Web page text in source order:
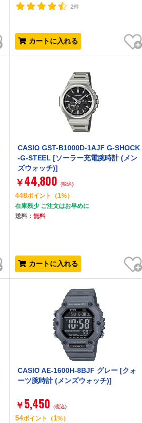
2件
カートに入れる
お気に入り
CASIO GST-B1000D-1AJF G-SHOCK
-G-STEEL [ソーラー充電腕時計 (メン
ズウォッチ)]
￥ 44,800 (税込)
448ポイント （1%）
在庫残少 ご注文はお早めに
送料： 無料
カートに入れる
お気に入り
CASIO AE-1600H-8BJF グレー [クォ
ーツ腕時計 (メンズウォッチ)]
￥ 5,450 (税込)
54ポイント （1%）